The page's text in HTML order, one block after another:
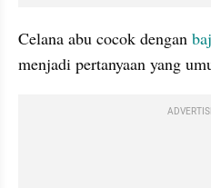
Celana abu cocok dengan
menjadi pertanyaan yang